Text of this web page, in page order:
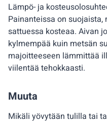
Lämpö- ja
Painanteissa on
sattuessa kosteaa. Aivan
kylmempää kuin metsän
majoitteeseen lämmittää
viilentää tehokkaasti.
Muuta
Mikäli yövytään tulilla tai